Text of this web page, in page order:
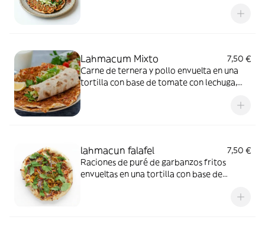
Lahmacum Mixto
7,50 €
Carne de ternera y pollo envuelta en una
tortilla con base de tomate con lechuga,
lahmacun falafel
7,50 €
Raciones de puré de garbanzos fritos
envueltas en una tortilla con base de